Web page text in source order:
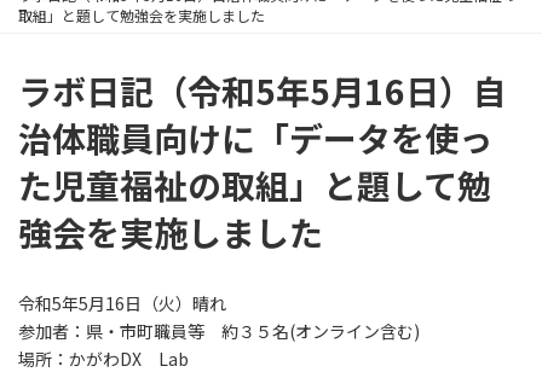
取組」と題して勉強会を実施しました
ラボ日記（令和5年5月16日）自
治体職員向けに「データを使っ
た児童福祉の取組」と題して勉
強会を実施しました
令和5年5月16日（火）晴れ
参加者：県・市町職員等 約３５名(オンライン含む)
場所：かがわDX Lab